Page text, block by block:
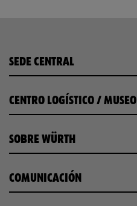
SEDE CENTRAL
CENTRO LOGÍSTICO / MUSEO
SOBRE WÜRTH
COMUNICACIÓN